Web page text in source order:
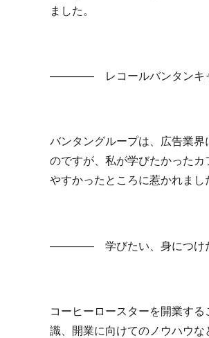
ました。
―――― レコールバンタンキャ
バンタングループは、広告業
のですが、私が学びたかった
やすかったところに惹かれまし
―――― 学びたい、身につけた
コーヒーロースターを開業す
識、開業に向けてのノウハウな